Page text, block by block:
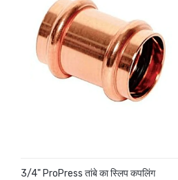
3/4" ProPress तांबे का स्लिप कपलिंग